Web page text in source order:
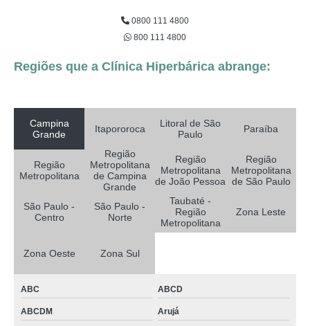
0800 111 4800
800 111 4800
Regiões que a Clínica Hiperbárica abrange:
Campina
Grande
Itapororoca
Litoral de São
Paulo
Paraíba
Região
Metropolitana
Região
Metropolitana
de Campina
Grande
Região
Metropolitana
de João Pessoa
Região
Metropolitana
de São Paulo
São Paulo -
Centro
São Paulo -
Norte
Taubaté -
Região
Metropolitana
Zona Leste
Zona Oeste Zona Sul
ABC ABCD
ABCDM Arujá